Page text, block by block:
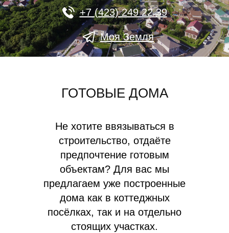
+7 (423) 249 22 39
Моя Земля
ГОТОВЫЕ ДОМА
Не хотите ввязываться в
строительство, отдаёте
предпочтение готовым
объектам? Для вас мы
предлагаем уже построенные
дома как в коттеджных
посёлках, так и на отдельно
стоящих участках.